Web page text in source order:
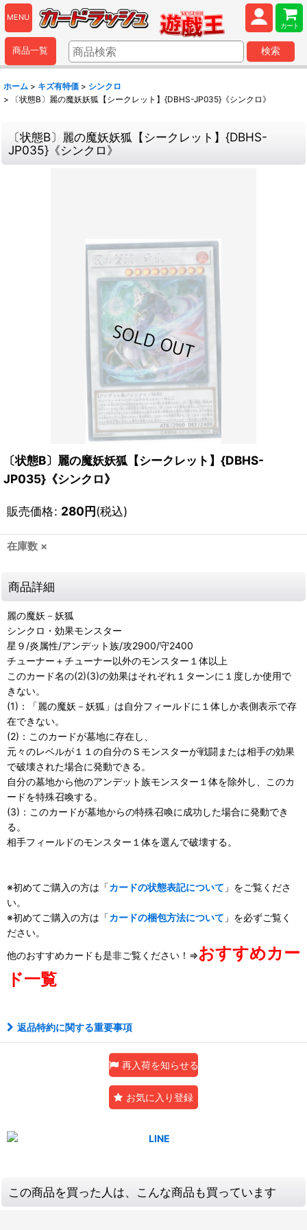
MENU
カート
商品一覧 検索
ホーム > キズ有特価 > シンクロ
>
〔状態B〕麗の魔妖妖狐【シークレット】{DBHS-JP035}《シンクロ》
〔状態B〕麗の魔妖妖狐【シークレット】{DBHS-
JP035}《シンクロ》
〔状態B〕麗の魔妖妖狐【シークレット】{DBHS-
JP035}《シンクロ》
販売価格: 280円(税込)
在庫数 ×
商品詳細
麗の魔妖－妖狐
シンクロ・効果モンスター
星９/炎属性/アンデット族/攻2900/守2400
チューナー＋チューナー以外のモンスター１体以上
このカード名の(2)(3)の効果はそれぞれ１ターンに１度しか使用で
きない。
(1)：「麗の魔妖－妖狐」は自分フィールドに１体しか表側表示で存
在できない。
(2)：このカードが墓地に存在し、
元々のレベルが１１の自分のＳモンスターが戦闘または相手の効果
で破壊された場合に発動できる。
自分の墓地から他のアンデット族モンスター１体を除外し、このカ
ードを特殊召喚する。
(3)：このカードが墓地からの特殊召喚に成功した場合に発動でき
る。
相手フィールドのモンスター１体を選んで破壊する。
※初めてご購入の方は「カードの状態表記について 」をご覧くださ
い。
※初めてご購入の方は「カードの梱包方法について 」を必ずご覧く
ださい。
他のおすすめカードも是非ご覧ください！⇒おすすめカー
ド一覧
返品特約に関する重要事項
再入荷を知らせる
お気に入り登録
この商品を買った人は、こんな商品も買っています